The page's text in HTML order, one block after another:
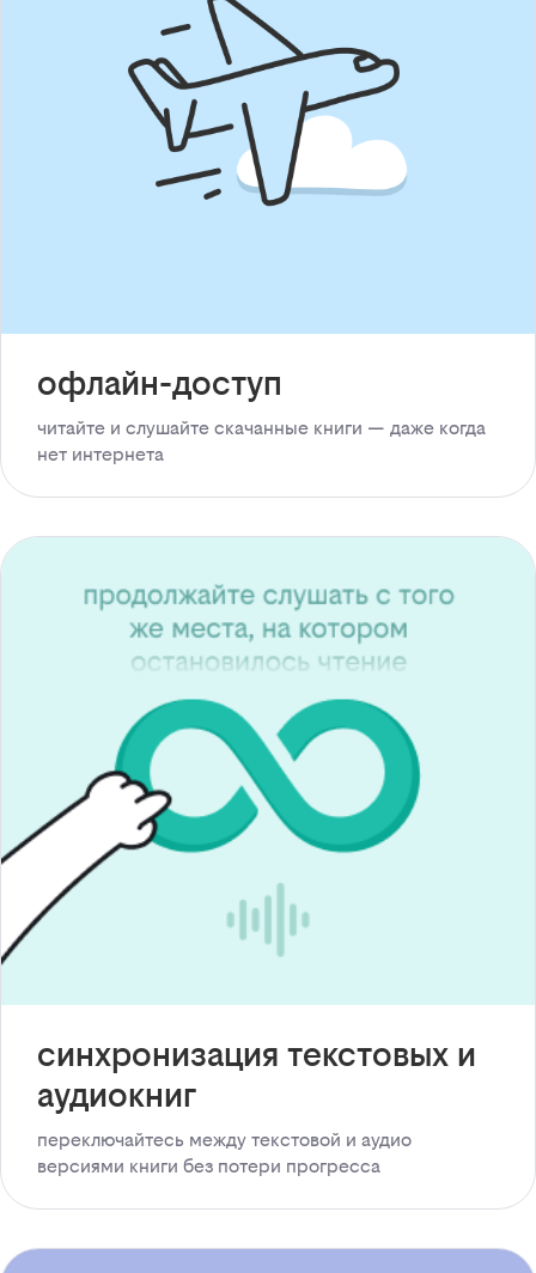
офлайн-доступ
читайте и слушайте скачанные книги — даже когда
нет интернета
синхронизация текстовых и
аудиокниг
переключайтесь между текстовой и аудио
версиями книги без потери прогресса